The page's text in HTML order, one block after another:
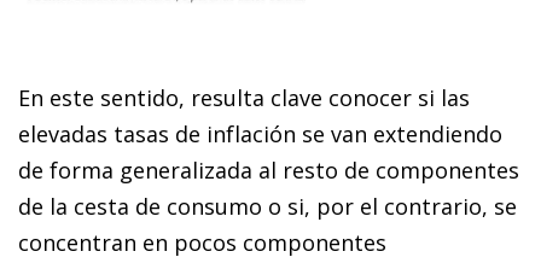
En este sentido, resulta clave conocer si las
elevadas tasas de inflación se van extendiendo
de forma generalizada al resto de componentes
de la cesta de consumo o si, por el contrario, se
concentran en pocos componentes